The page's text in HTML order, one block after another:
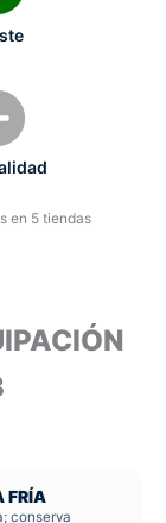
en 5 tiendas
FRÍA
conserva